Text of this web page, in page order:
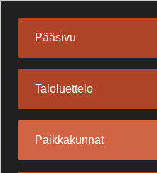
Pääsivu
Taloluettelo
Paikkakunnat